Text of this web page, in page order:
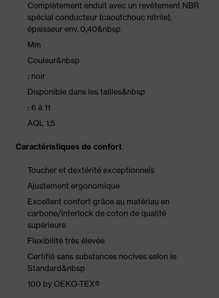
Complètement enduit avec un revêtement NBR
spécial conducteur (caoutchouc nitrile),
épaisseur env. 0,40&nbsp
Mm
Couleur&nbsp
: noir
Disponible dans les tailles&nbsp
: 6 à 11
AQL 1,5
Caractéristiques de confort
Toucher et dextérité exceptionnels
Ajustement ergonomique
Excellent confort grâce au matériau en
carbone/interlock de coton de qualité
supérieure
Flexibilité très élevée
Certifié sans substances nocives selon le
Standard&nbsp
100 by OEKO-TEX®